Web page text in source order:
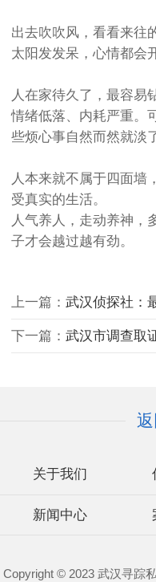
出去吹吹风，看看来往
太阳发发呆，心情都会
人在家待久了，最容易
情绪低落、内耗严重。
些烦心事自然而然就淡
人本来就不属于四面墙
受真实的生活。
人气养人，走动养神，
子才会越过越有劲。
上一篇： 武汉侦探社：最
下一篇： 武汉市调查取证：前妻是
关于我们
新闻中心
Copyright © 2023 武汉寻踪